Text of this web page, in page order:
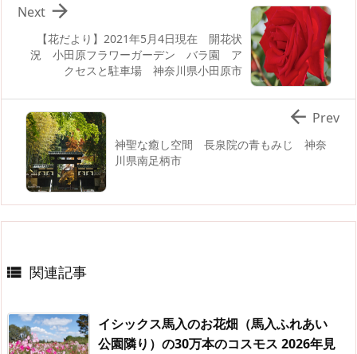
【花だより】2021年5月4日現在 開花状
況 小田原フラワーガーデン バラ園 ア
クセスと駐車場 神奈川県小田原市

Next
神聖な癒し空間 長泉院の青もみじ 神奈
川県南足柄市
 Prev
 関連記事
イシックス馬入のお花畑（馬入ふれあい
公園隣り）の30万本のコスモス 2026年見